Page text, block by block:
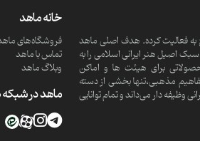
و مذهبی دانش بنیان است که از سال 1390 شروع به فعالیت کرده. هدف اصلی ماهد
اصیل هنر ایرانی اسلامی را به
برای هیئت ها و اماکن
مذهبی،تنها بخشی از دسته
دار می‌داند و تمام توانایی
خانه ماهد
فروشگاه‌های
تماس با ماهد
وبلاگ ماهد
ماهد در